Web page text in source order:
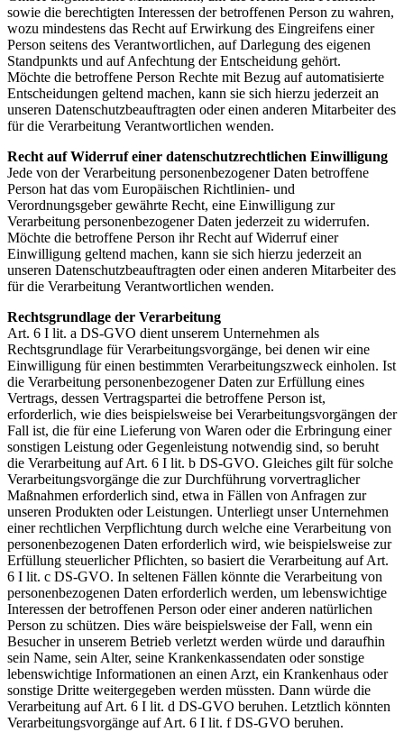
sowie die berechtigten Interessen der betroffenen Person zu wahren,
wozu mindestens das Recht auf Erwirkung des Eingreifens einer
Person seitens des Verantwortlichen, auf Darlegung des eigenen
Standpunkts und auf Anfechtung der Entscheidung gehört.
Möchte die betroffene Person Rechte mit Bezug auf automatisierte
Entscheidungen geltend machen, kann sie sich hierzu jederzeit an
unseren Datenschutzbeauftragten oder einen anderen Mitarbeiter des
für die Verarbeitung Verantwortlichen wenden.
Recht auf Widerruf einer datenschutzrechtlichen Einwilligung
Jede von der Verarbeitung personenbezogener Daten betroffene
Person hat das vom Europäischen Richtlinien- und
Verordnungsgeber gewährte Recht, eine Einwilligung zur
Verarbeitung personenbezogener Daten jederzeit zu widerrufen.
Möchte die betroffene Person ihr Recht auf Widerruf einer
Einwilligung geltend machen, kann sie sich hierzu jederzeit an
unseren Datenschutzbeauftragten oder einen anderen Mitarbeiter des
für die Verarbeitung Verantwortlichen wenden.
Rechtsgrundlage der Verarbeitung
Art. 6 I lit. a DS-GVO dient unserem Unternehmen als
Rechtsgrundlage für Verarbeitungsvorgänge, bei denen wir eine
Einwilligung für einen bestimmten Verarbeitungszweck einholen. Ist
die Verarbeitung personenbezogener Daten zur Erfüllung eines
Vertrags, dessen Vertragspartei die betroffene Person ist,
erforderlich, wie dies beispielsweise bei Verarbeitungsvorgängen der
Fall ist, die für eine Lieferung von Waren oder die Erbringung einer
sonstigen Leistung oder Gegenleistung notwendig sind, so beruht
die Verarbeitung auf Art. 6 I lit. b DS-GVO. Gleiches gilt für solche
Verarbeitungsvorgänge die zur Durchführung vorvertraglicher
Maßnahmen erforderlich sind, etwa in Fällen von Anfragen zur
unseren Produkten oder Leistungen. Unterliegt unser Unternehmen
einer rechtlichen Verpflichtung durch welche eine Verarbeitung von
personenbezogenen Daten erforderlich wird, wie beispielsweise zur
Erfüllung steuerlicher Pflichten, so basiert die Verarbeitung auf Art.
6 I lit. c DS-GVO. In seltenen Fällen könnte die Verarbeitung von
personenbezogenen Daten erforderlich werden, um lebenswichtige
Interessen der betroffenen Person oder einer anderen natürlichen
Person zu schützen. Dies wäre beispielsweise der Fall, wenn ein
Besucher in unserem Betrieb verletzt werden würde und daraufhin
sein Name, sein Alter, seine Krankenkassendaten oder sonstige
lebenswichtige Informationen an einen Arzt, ein Krankenhaus oder
sonstige Dritte weitergegeben werden müssten. Dann würde die
Verarbeitung auf Art. 6 I lit. d DS-GVO beruhen. Letztlich könnten
Verarbeitungsvorgänge auf Art. 6 I lit. f DS-GVO beruhen.